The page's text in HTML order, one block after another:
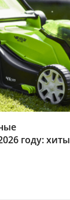
году: хиты